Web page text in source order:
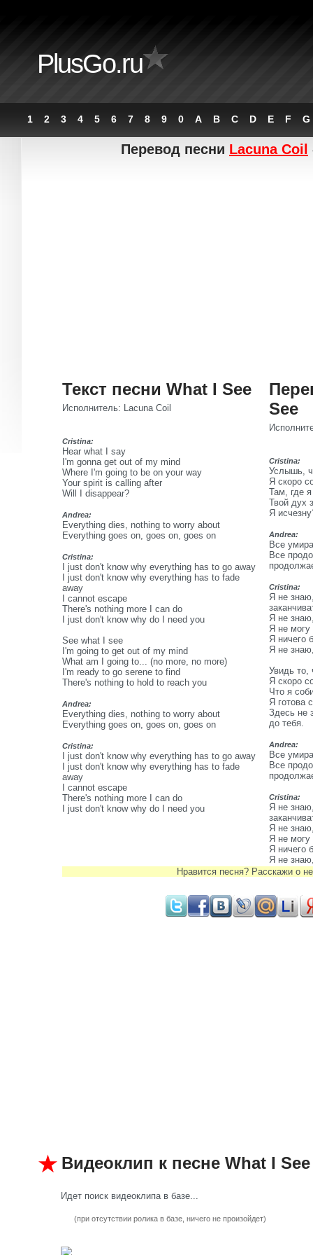
PlusGo.ru
1 2 3 4 5 6 7 8 9 0 A B C D E F G
Перевод песни Lacuna Coil
Текст песни What I See
Исполнитель: Lacuna Coil
Cristina:
Hear what I say
I'm gonna get out of my mind
Where I'm going to be on your way
Your spirit is calling after
Will I disappear?
Andrea:
Everything dies, nothing to worry about
Everything goes on, goes on, goes on
Cristina:
I just don't know why everything has to go away
I just don't know why everything has to fade
away
I cannot escape
There's nothing more I can do
I just don't know why do I need you
See what I see
I'm going to get out of my mind
What am I going to... (no more, no more)
I'm ready to go serene to find
There's nothing to hold to reach you
Andrea:
Everything dies, nothing to worry about
Everything goes on, goes on, goes on
Cristina:
I just don't know why everything has to go away
I just don't know why everything has to fade
away
I cannot escape
There's nothing more I can do
I just don't know why do I need you
See
Cristina:
Услышь,
Я скоро
Там, где
Твой дух
Я
Andrea:
Все
Все
Cristina:
Я не
Я не
Я не могу
Я ничего
Я не
Увидь то,
Я скоро
Что я
Я готова
Здесь не
до тебя.
Andrea:
Все
Все
Cristina:
Я не
Я не
Я не могу
Я ничего
Я не
Нравится песня? Расскажи о
Видеоклип к песне What I See
Идет поиск видеоклипа в базе...
(при отсутствии ролика в базе, ничего не произойдет)